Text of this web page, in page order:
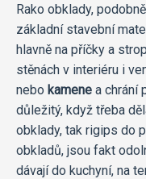
Rako obklady,
základní stavební
hlavně na příčky a
stěnách v interiéru i
nebo kamene a chrání
důležitý, když třeba
obklady, tak rigips do
obkladů, jsou fakt
dávají do kuchyní, na